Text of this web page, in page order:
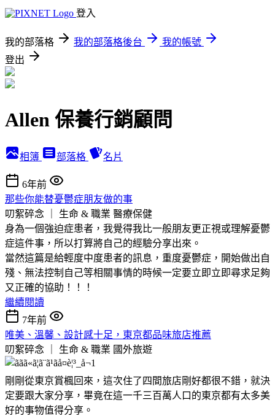
登入
我的部落格 我的部落格後台
我的帳號
登出
Allen 保養行銷顧問
相簿 部落格 名片
6年前
那些你能替憂鬱症朋友做的事
叨絮碎念 ｜ 生命 & 職業 醫療保健
身為一個強迫症患者，我覺得我比一般朋友更正視或理解憂鬱
症這件事，所以打算將自己的經驗分享出來。
當然這篇是給輕度中度患者的訊息，重度憂鬱症，開始做出自
殘、無法控制自己等相關事情的時候一定要立即立即尋求足夠
又正確的協助！！！
繼續閱讀
7年前
唯美、溫馨、設計感十足，東京都品味旅店推薦
叨絮碎念 ｜ 生命 & 職業 國外旅遊
剛剛從東京賞楓回來，這次住了四間旅店剛好都很不錯，就決
定要跟大家分享，畢竟在這一千三百萬人口的東京都有太多美
好的事物值得分享。